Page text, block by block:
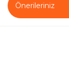
Önerileriniz